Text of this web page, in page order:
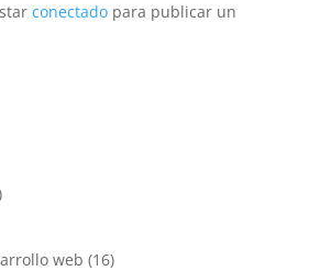
conectadopara publicar un
web (16)